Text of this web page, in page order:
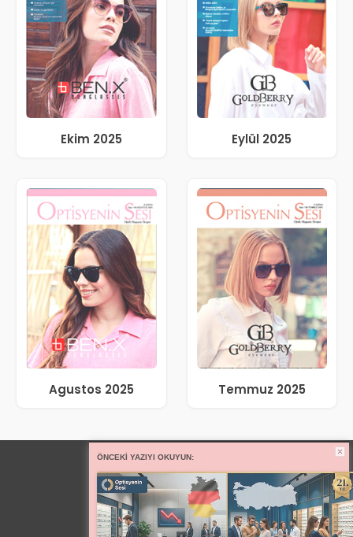
Ekim 2025 Eylül 2025
Agustos 2025 Temmuz 2025
ÖNCEKI YAZIYI OKUYUN: